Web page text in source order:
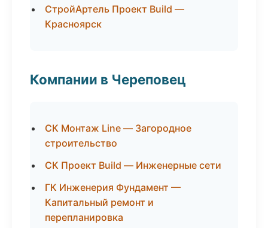
СтройАртель Проект Build —
Красноярск
Компании в Череповец
СК Монтаж Line — Загородное
строительство
СК Проект Build — Инженерные сети
ГК Инженерия Фундамент —
Капитальный ремонт и
перепланировка